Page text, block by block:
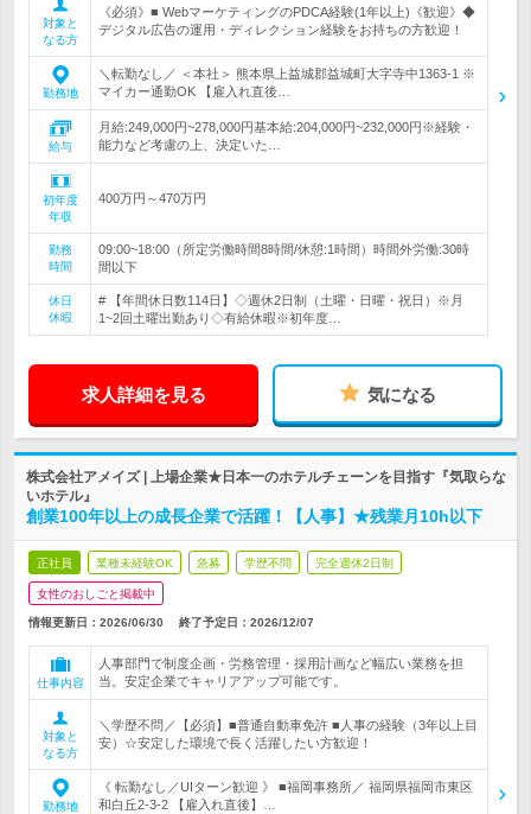
対象と
なる方
《必須》■ WebマーケティングのPDCA経験(1年以上)《歓迎》◆
デジタル広告の運用・ディレクション経験をお持ちの方歓迎！
勤務地
＼転勤なし／ ＜本社＞ 熊本県上益城郡益城町大字寺中1363-1 ※
マイカー通勤OK 【雇入れ直後…
給与
月給:249,000円~278,000円基本給:204,000円~232,000円※経験・
能力など考慮の上、決定いた…
初年度
年収
400万円～470万円
勤務
時間
09:00~18:00（所定労働時間8時間/休憩:1時間）時間外労働:30時
間以下
休日
休暇
# 【年間休日数114日】◇週休2日制（土曜・日曜・祝日）※月
1~2回土曜出勤あり◇有給休暇※初年度…
求人詳細を見る 気になる
株式会社アメイズ | 上場企業★日本一のホテルチェーンを目指す『気取らな
いホテル』
創業100年以上の成長企業で活躍！【人事】★残業月10h以下
正社員 業種未経験OK 急募 学歴不問 完全週休2日制
女性のおしごと掲載中
情報更新日：2026/06/30 終了予定日： 2026/12/07
仕事内容
人事部門で制度企画・労務管理・採用計画など幅広い業務を担
当。安定企業でキャリアアップ可能です。
対象と
なる方
＼学歴不問／【必須】■普通自動車免許 ■人事の経験（3年以上目
安）☆安定した環境で長く活躍したい方歓迎！
勤務地
《 転勤なし／UIターン歓迎 》 ■福岡事務所／ 福岡県福岡市東区
和白丘2-3-2 【雇入れ直後】…